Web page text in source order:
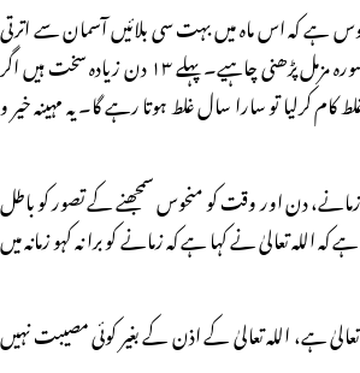
ہے کہ اس ماہ میں بہت سی بلائیں آسمان سے اترتی
ہیں۔ اس ماہ میں ۳۱۳ دفعہ سورہ مزمل پڑھنی چاہیے۔ پہلے ۱۳ دن زیادہ سخت ہیں اگر
کرلیا تو سارا سال غلط ہوتا رہے گا۔ یہ مہینہ خیر و
دن اور وقت کو منحوس سمجھنے کے تصور کو باطل
اللہ تعالیٰ نے کہا ہے کہ زمانے کو برا نہ کہو زمانہ میں
ہے، اللہ تعالیٰ کے اذن کے بغیر کوئی مصیبت نہیں